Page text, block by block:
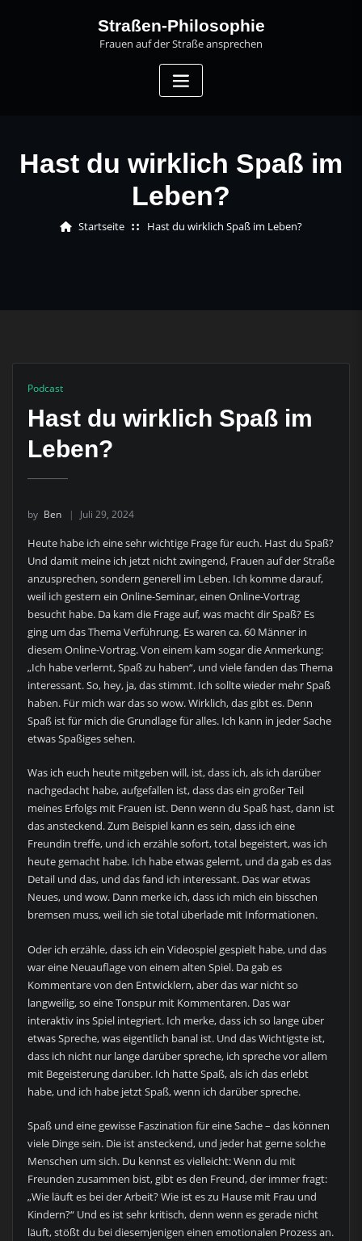
Straßen-Philosophie
Frauen auf der Straße ansprechen
Hast du wirklich Spaß im
Leben?
Startseite Hast du wirklich Spaß im Leben?
Podcast
Hast du wirklich Spaß im
Leben?
by Ben Juli 29, 2024
Heute habe ich eine sehr wichtige Frage für euch. Hast du Spaß?
Und damit meine ich jetzt nicht zwingend, Frauen auf der Straße
anzusprechen, sondern generell im Leben. Ich komme darauf,
weil ich gestern ein Online-Seminar, einen Online-Vortrag
besucht habe. Da kam die Frage auf, was macht dir Spaß? Es
ging um das Thema Verführung. Es waren ca. 60 Männer in
diesem Online-Vortrag. Von einem kam sogar die Anmerkung:
„Ich habe verlernt, Spaß zu haben“, und viele fanden das Thema
interessant. So, hey, ja, das stimmt. Ich sollte wieder mehr Spaß
haben. Für mich war das so wow. Wirklich, das gibt es. Denn
Spaß ist für mich die Grundlage für alles. Ich kann in jeder Sache
etwas Spaßiges sehen.
Was ich euch heute mitgeben will, ist, dass ich, als ich darüber
nachgedacht habe, aufgefallen ist, dass das ein großer Teil
meines Erfolgs mit Frauen ist. Denn wenn du Spaß hast, dann ist
das ansteckend. Zum Beispiel kann es sein, dass ich eine
Freundin treffe, und ich erzähle sofort, total begeistert, was ich
heute gemacht habe. Ich habe etwas gelernt, und da gab es das
Detail und das, und das fand ich interessant. Das war etwas
Neues, und wow. Dann merke ich, dass ich mich ein bisschen
bremsen muss, weil ich sie total überlade mit Informationen.
Oder ich erzähle, dass ich ein Videospiel gespielt habe, und das
war eine Neuauflage von einem alten Spiel. Da gab es
Kommentare von den Entwicklern, aber das war nicht so
langweilig, so eine Tonspur mit Kommentaren. Das war
interaktiv ins Spiel integriert. Ich merke, dass ich so lange über
etwas Spreche, was eigentlich banal ist. Und das Wichtigste ist,
dass ich nicht nur lange darüber spreche, ich spreche vor allem
mit Begeisterung darüber. Ich hatte Spaß, als ich das erlebt
habe, und ich habe jetzt Spaß, wenn ich darüber spreche.
Spaß und eine gewisse Faszination für eine Sache – das können
viele Dinge sein. Die ist ansteckend, und jeder hat gerne solche
Menschen um sich. Du kennst es vielleicht: Wenn du mit
Freunden zusammen bist, gibt es den Freund, der immer fragt:
„Wie läuft es bei der Arbeit? Wie ist es zu Hause mit Frau und
Kindern?“ Und es ist sehr kritisch, denn wenn es gerade nicht
läuft, stößt du bei diesemjenigen einen emotionalen Prozess an.